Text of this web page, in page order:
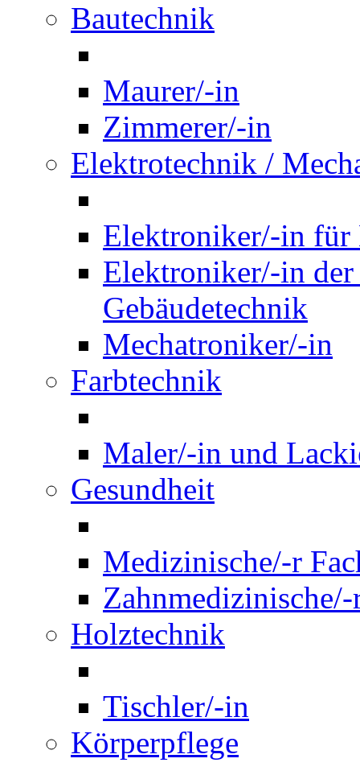
Bautechnik
Maurer/-in
Zimmerer/-in
Elektrotechnik /
Elektroniker/-in für
Elektroniker/-in
Gebäudetechnik
Mechatroniker/-in
Farbtechnik
Maler/-in und
Gesundheit
Medizinische/-r
Holztechnik
Tischler/-in
Körperpflege